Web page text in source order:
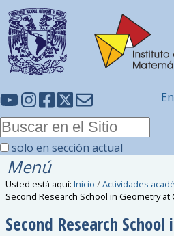
solo en sección actual
Menú
Usted está aquí: Inicio /Actividades
Second Research School in Geometry at
Second Research School